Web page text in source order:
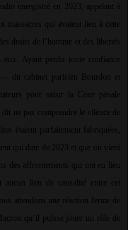
enregistré en 2023, appelant à
massacres qui avaient lieu à cette
droits de l’homme et des libertés
Ayant perdu toute confiance
du cabinet parisien Bourdon et
pour saisir la Cour pénale
ne pas comprendre le silence de
étaient parfaitement fabriquées,
qui date de 2023 et que on vient
des affrontements qui ont eu lieu
lien de causalité entre cet
attendons une réaction ferme de
qu’il puisse jouer un rôle de